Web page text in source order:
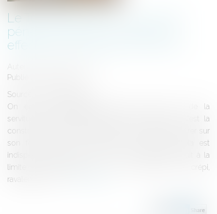
Le Tour d’échelle, ou comment
pénétrer chez son voisin pour
effectuer des travaux chez soi ?
Auteur : MICHELOT Nicolas
Publié le :
Source :
On entend régulièrement parler du droit ou de la
servitude de tour d’échelle. De quoi s’agit-il ? C'est la
construction juridique qui autorise le voisin à pénétrer sur
son fond (chez soi), lorsque par exemple, cela est
indispensable pour réparer un mur privatif construit à la
limite de propriétés, ou un toit (travaux de crépi,
ravalement, éc...